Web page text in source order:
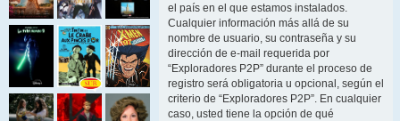
el país en el que estamos instalados.
Cualquier información más allá de su
nombre de usuario, su contraseña y su
dirección de e-mail requerida por
“Exploradores P2P” durante el proceso de
registro será obligatoria u opcional, según el
criterio de “Exploradores P2P”. En cualquier
caso, usted tiene la opción de qué